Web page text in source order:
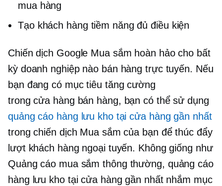
mua hàng
Tạo khách hàng tiềm năng đủ điều kiện
Chiến dịch Google Mua sắm hoàn hảo cho bất
kỳ doanh nghiệp nào bán hàng trực tuyến. Nếu
bạn đang có mục tiêu tăng cường
trong cửa hàng bán hàng, bạn có thể sử dụng
quảng cáo hàng lưu kho tại cửa hàng gần nhất
trong chiến dịch Mua sắm của bạn để thúc đẩy
lượt khách hàng ngoại tuyến. Không giống như
Quảng cáo mua sắm thông thường, quảng cáo
hàng lưu kho tại cửa hàng gần nhất nhắm mục